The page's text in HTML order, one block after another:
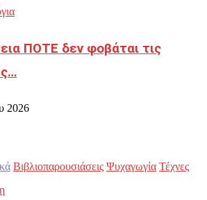
ΠΟΤΕ δεν φοβάται τις
2026
Βιβλιοπαρουσιάσεις Ψυχαγωγία Τέχνες